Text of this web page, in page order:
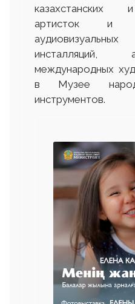
казахстанских
артисток и
инсталляций,
международных
в Музее
инструментов.